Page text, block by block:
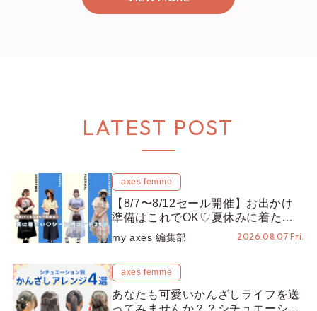
LATEST POST
axes femme
【8/7〜8/12セール開催】お出かけ
準備はこれでOK♡夏休みに着たい
コーデ25選をシーン別に徹底解説！
my axes 編集部 2026.08.07 Fri.
axes femme
あなたも可愛いかんざしライフを送
ってみませんか？？シチュエーショ